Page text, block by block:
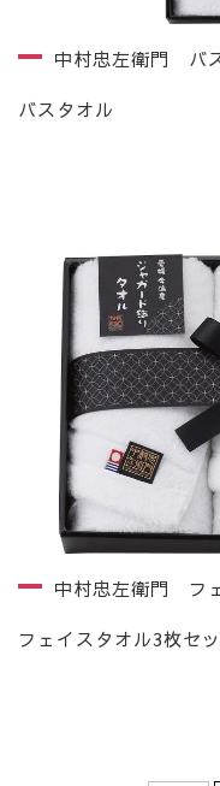
中村忠左衛門 バ
バスタオル
中村忠左衛門 フ
フェイスタオル3枚セ